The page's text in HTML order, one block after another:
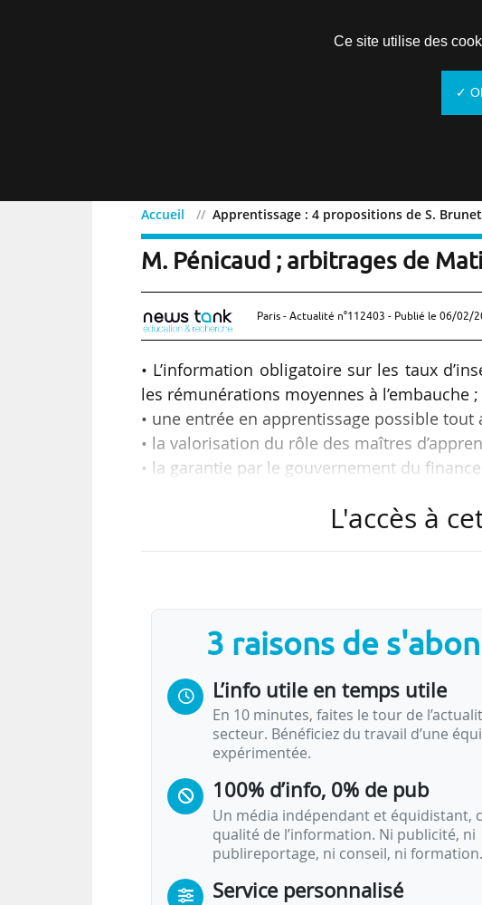
Accueil Apprentissage : 4 propositions de S.
Apprentissage : 4 propositions
M. Pénicaud ; arbitrages de
Paris - Actualité n°112403 - Publié le 06/02/
• L’information obligatoire sur les taux
les rémunérations moyennes à l’embauche ;
• une entrée en apprentissage possible tout
• la valorisation du rôle des maîtres
• la garantie par le gouvernement du
Ce sont les quatre propositions du
Publié le 30/01/2018, son rapport de
L'accès à
3 raisons de
L’info utile en temps utile
En 10 minutes, faites le tour de
secteur. Bénéficiez du travail d’une
expérimentée.
100% d’info, 0% de pub
Un média indépendant et équidistant,
qualité de l’information. Ni publicité, ni
publireportage, ni conseil, ni formation.
Service personnalisé
Ce site utilise des
✓